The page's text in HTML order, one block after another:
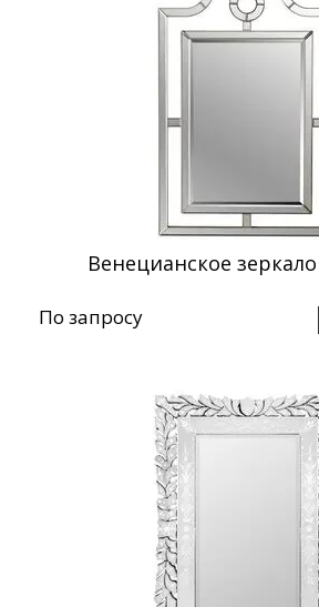
Венецианское
По запросу